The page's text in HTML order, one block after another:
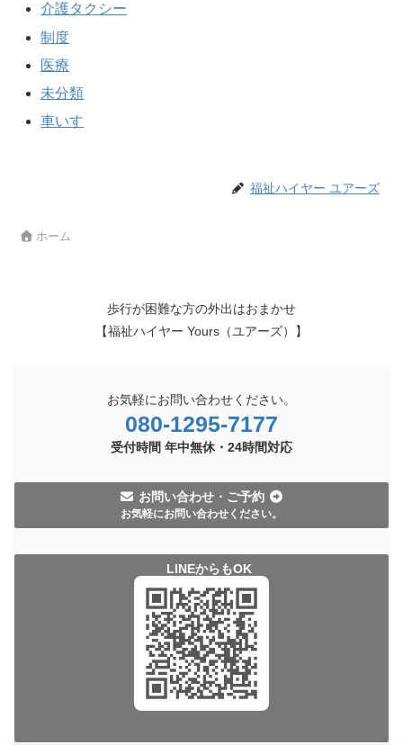
介護タクシー
制度
医療
未分類
車いす
福祉ハイヤー ユアーズ
ホーム
歩行が困難な方の外出はおまかせ
【福祉ハイヤー Yours（ユアーズ）】
お気軽にお問い合わせください。
080-1295-7177
受付時間 年中無休・ 24時間対応
お問い合わせ・ご予約
お気軽にお問い合わせください。
LINEからもOK